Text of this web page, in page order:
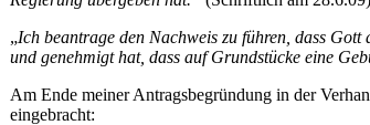
„Ich beantrage den Nachweis zu führen, dass Gott
und genehmigt hat, dass auf Grundstücke eine
Am Ende meiner Antragsbegründung in der
eingebracht: